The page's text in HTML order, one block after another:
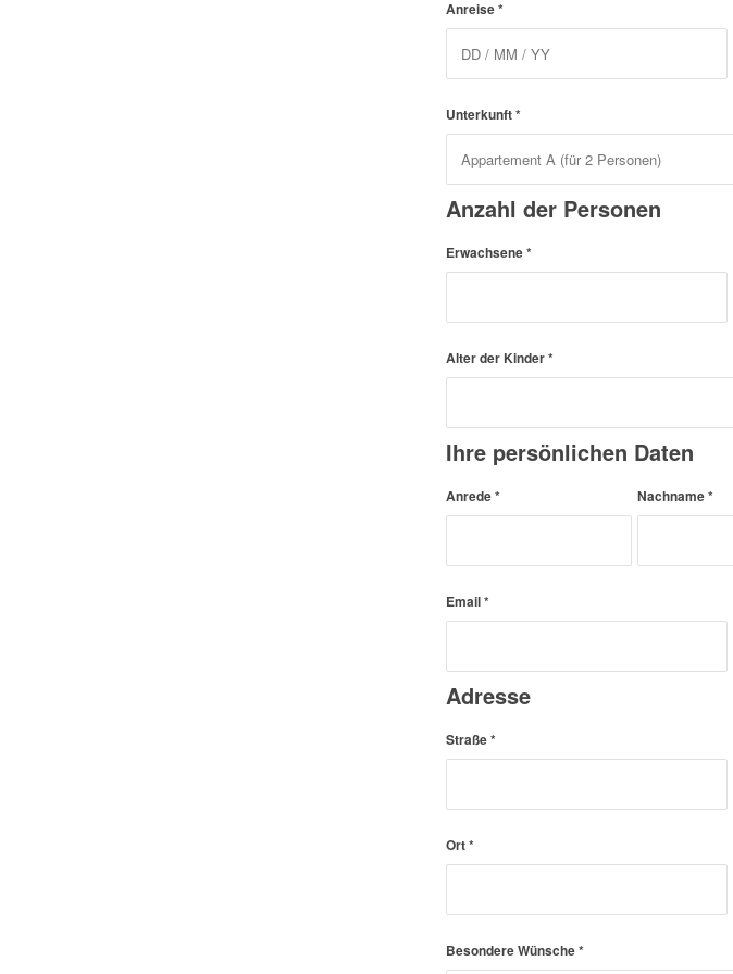
Anreise*
Unterkunft*
Anzahl der Personen
Erwachsene*
Alter der Kinder*
Ihre persönlichen Daten
Anrede* Nachname*
Email*
Adresse
Straße*
Ort*
Besondere Wünsche*